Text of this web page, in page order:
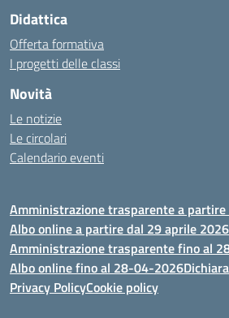
Didattica
Offerta formativa
I progetti delle classi
Novità
Le notizie
Le circolari
Calendario eventi
Amministrazione trasparente a
Albo online a partire dal 29 aprile 2026
Amministrazione trasparente fino al
Albo online fino al 28-04-2026
Privacy PolicyCookie policy